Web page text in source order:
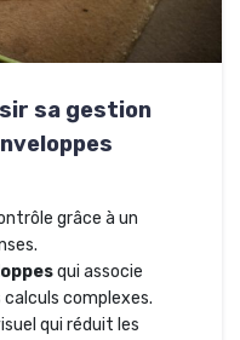
sa gestion
grâce à un
qui associe
complexes.
qui réduit les